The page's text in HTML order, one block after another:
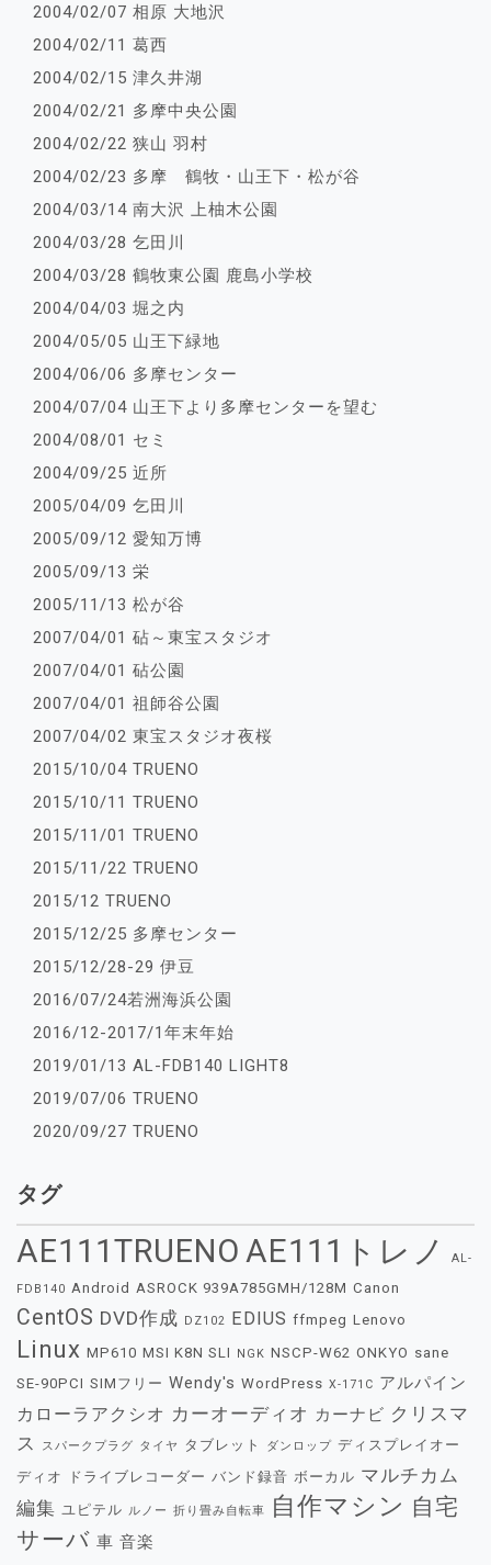
2004/02/07 相原 大地沢
2004/02/11 葛西
2004/02/15 津久井湖
2004/02/21 多摩中央公園
2004/02/22 狭山 羽村
2004/02/23 多摩 鶴牧・山王下・松が谷
2004/03/14 南大沢 上柚木公園
2004/03/28 乞田川
2004/03/28 鶴牧東公園 鹿島小学校
2004/04/03 堀之内
2004/05/05 山王下緑地
2004/06/06 多摩センター
2004/07/04 山王下より多摩センターを望む
2004/08/01 セミ
2004/09/25 近所
2005/04/09 乞田川
2005/09/12 愛知万博
2005/09/13 栄
2005/11/13 松が谷
2007/04/01 砧～東宝スタジオ
2007/04/01 砧公園
2007/04/01 祖師谷公園
2007/04/02 東宝スタジオ夜桜
2015/10/04 TRUENO
2015/10/11 TRUENO
2015/11/01 TRUENO
2015/11/22 TRUENO
2015/12 TRUENO
2015/12/25 多摩センター
2015/12/28-29 伊豆
2016/07/24若洲海浜公園
2016/12-2017/1年末年始
2019/01/13 AL-FDB140 LIGHT8
2019/07/06 TRUENO
2020/09/27 TRUENO
タグ
AE111TRUENO AE111トレノ AL-
FDB140 Android ASROCK 939A785GMH/128M Canon
CentOS DVD作成 DZ102 EDIUS ffmpeg Lenovo
Linux MP610 MSI K8N SLI NGK NSCP-W62 ONKYO sane
SE-90PCI SIMフリー Wendy's WordPress X-171C アルパイン
カローラアクシオ カーオーディオ カーナビ クリスマ
ス
スパークプラグ タイヤ タブレット ダンロップ ディスプレイオー
ディオ
ドライブレコーダー バンド録音 ボーカル マルチカム
編集 ユピテル ルノー 折り畳み自転車 自作マシン 自宅
サーバ 車 音楽